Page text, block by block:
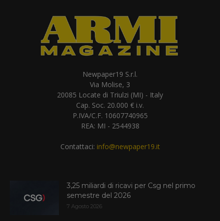
Newpaper19 S.r.l.
Via Molise, 3
20085 Locate di Triulzi (MI) - Italy
Cap. Soc. 20.000 € i.v.
P.IVA/C.F. 10607740965
REA: MI - 2544938
Contattaci: info@newpaper19.it
3,25 miliardi di ricavi per Csg nel primo
semestre del 2026
7 Agosto 2026